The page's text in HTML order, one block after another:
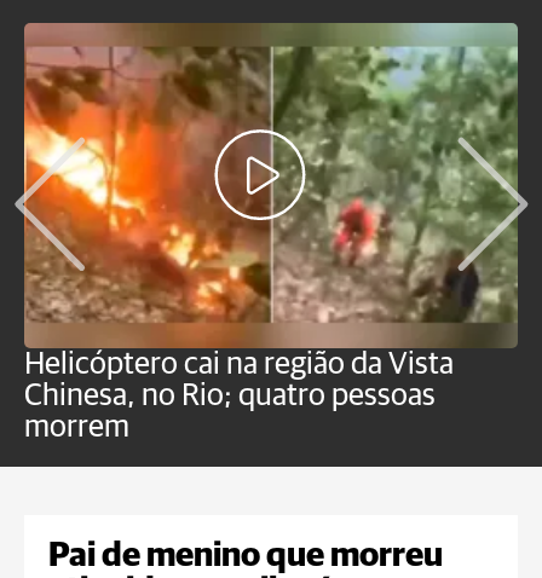
Helicóptero cai na região da Vista
Chinesa, no Rio; quatro pessoas
morrem
Pai de menino que morreu